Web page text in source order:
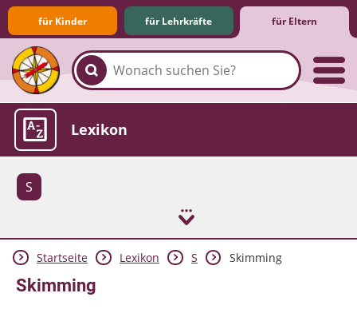
für Kinder für Lehrkräfte für Eltern
Familie & Medien
Spieletipps & Lernsoftware
Die Jüngsten im Netz
Lexikon
S
Aktuelles
Startseite Lexikon S Skimming
Skimming